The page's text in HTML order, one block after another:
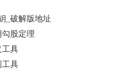
_破解版地址
勾股定理
工具
工具